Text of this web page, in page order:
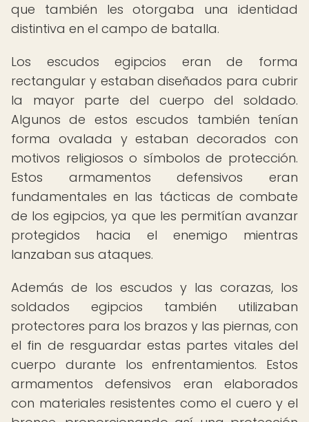
que también les otorgaba una identidad
distintiva en el campo de batalla.
Los escudos egipcios eran de forma
rectangular y estaban diseñados para cubrir
la mayor parte del cuerpo del soldado.
Algunos de estos escudos también tenían
forma ovalada y estaban decorados con
motivos religiosos o símbolos de protección.
Estos armamentos defensivos eran
fundamentales en las tácticas de combate
de los egipcios, ya que les permitían avanzar
protegidos hacia el enemigo mientras
lanzaban sus ataques.
Además de los escudos y las corazas, los
soldados egipcios también utilizaban
protectores para los brazos y las piernas, con
el fin de resguardar estas partes vitales del
cuerpo durante los enfrentamientos. Estos
armamentos defensivos eran elaborados
con materiales resistentes como el cuero y el